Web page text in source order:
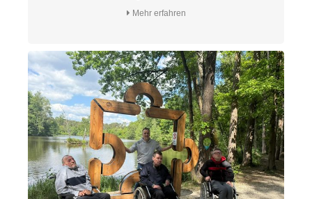
Mehr erfahren